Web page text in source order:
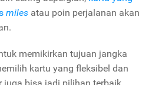
miles atau poin perjalanan akan
memikirkan tujuan jangka
kartu yang fleksibel dan